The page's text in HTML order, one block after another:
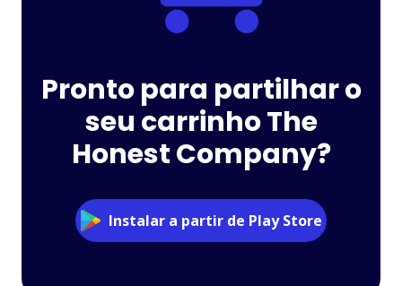
Pronto para partilhar o
seu carrinho The
Honest Company?
Instalar a partir de Play Store